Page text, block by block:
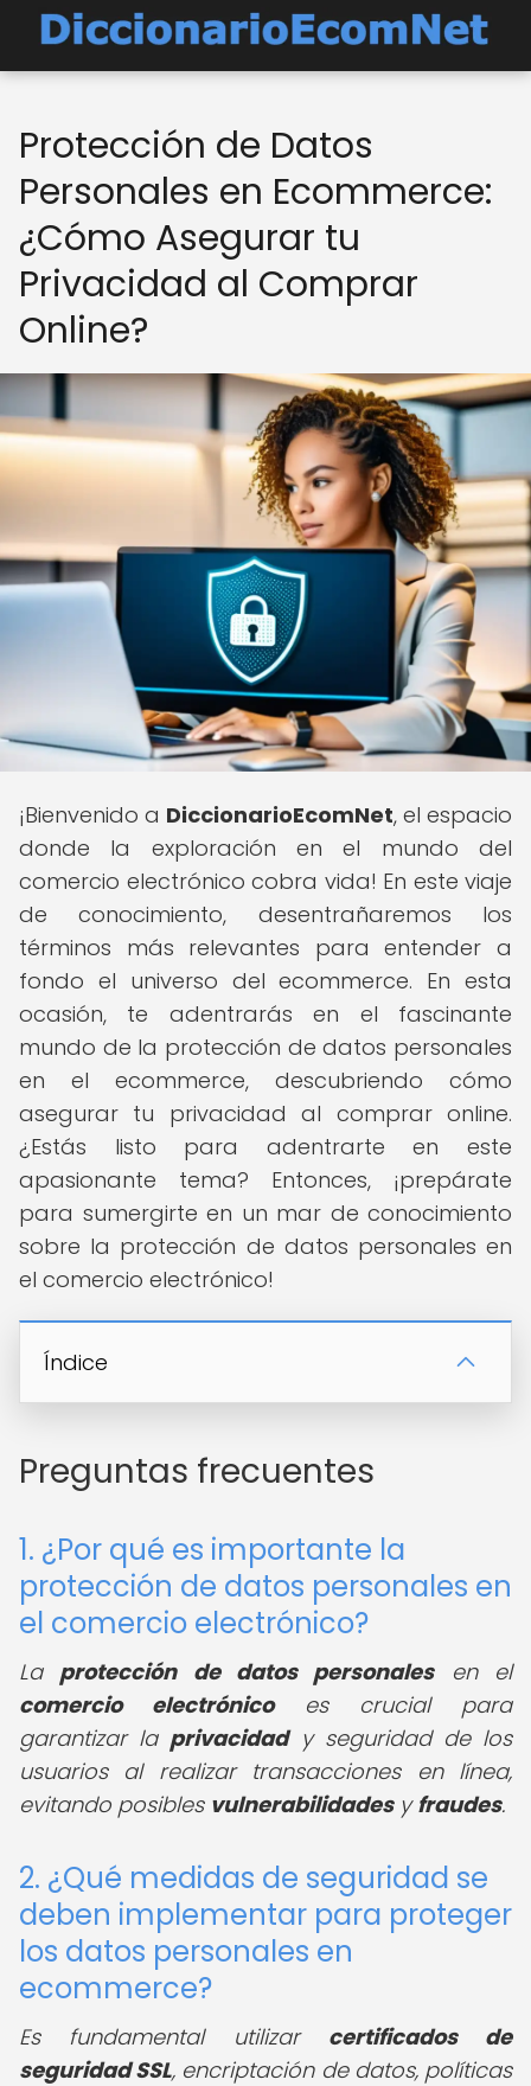
Protección de Datos
Personales en Ecommerce:
¿Cómo Asegurar tu
Privacidad al Comprar
Online?
¡Bienvenido a DiccionarioEcomNet, el espacio
donde la exploración en el mundo del
comercio electrónico cobra vida! En este viaje
de conocimiento, desentrañaremos los
términos más relevantes para entender a
fondo el universo del ecommerce. En esta
ocasión, te adentrarás en el fascinante
mundo de la protección de datos personales
en el ecommerce, descubriendo cómo
asegurar tu privacidad al comprar online.
¿Estás listo para adentrarte en este
apasionante tema? Entonces, ¡prepárate
para sumergirte en un mar de conocimiento
sobre la protección de datos personales en
el comercio electrónico!
Índice
Preguntas frecuentes
1. ¿Por qué es importante la
protección de datos personales en
el comercio electrónico?
La protección de datos personalesen el
comercio electrónicoes crucial para
garantizar la privacidady seguridad de los
usuarios al realizar transacciones en línea,
evitando posibles vulnerabilidadesyfraudes.
2. ¿Qué medidas de seguridad se
deben implementar para proteger
los datos personales en
ecommerce?
Es fundamental utilizar certificados de
seguridad SSL, encriptación de datos, políticas